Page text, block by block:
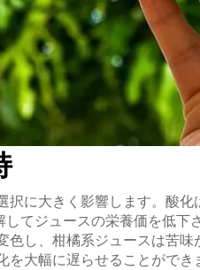
択に大きく影響します。酸
てジュースの栄養価を低下
色し、柑橘系ジュースは苦
を大幅に遅らせることがで